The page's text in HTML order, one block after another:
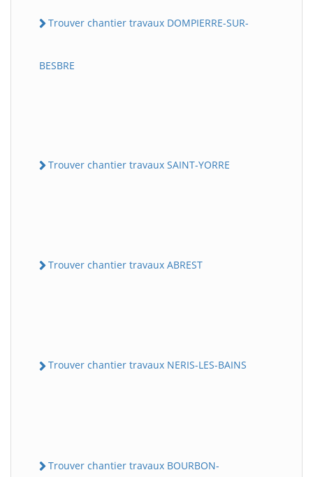
Trouver chantier travaux DOMPIERRE-SUR-
BESBRE
Trouver chantier travaux SAINT-YORRE
Trouver chantier travaux ABREST
Trouver chantier travaux NERIS-LES-BAINS
Trouver chantier travaux BOURBON-